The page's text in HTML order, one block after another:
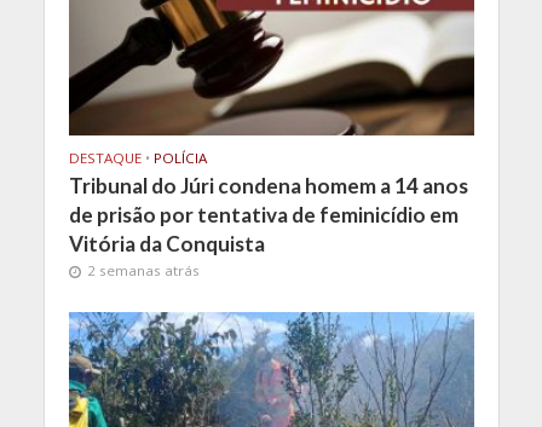
DESTAQUE • POLÍCIA
Tribunal do Júri condena homem a 14 anos
de prisão por tentativa de feminicídio em
Vitória da Conquista
2 semanas atrás